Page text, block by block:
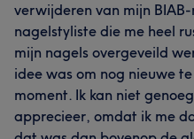
verwijderen van mijn
nagelstyliste die me heel
mijn nagels overgeveild
idee was om nog nieuwe
moment. Ik kan niet
apprecieer, omdat ik me